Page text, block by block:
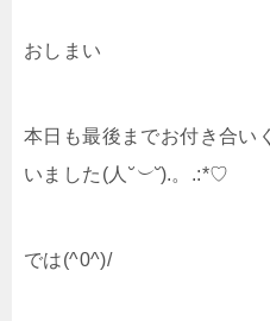
おしまい
本日も最後までお付き合い
いました(人 ˘︶˘).。.:*♡
では(^0^)/